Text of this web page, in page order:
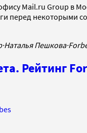
Mail.ru Group в
перед
·Наталья Пешкова·
Рейтинг